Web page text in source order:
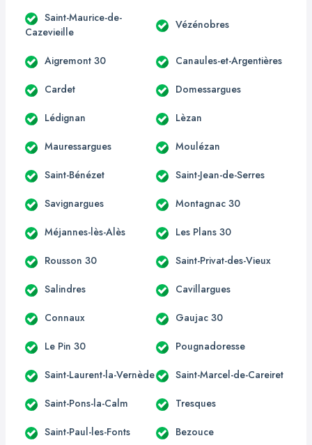
Saint-Maurice-de-
Cazevieille
Vézénobres
Aigremont 30 Canaules-et-Argentières
Cardet Domessargues
Lédignan Lèzan
Mauressargues Moulézan
Saint-Bénézet Saint-Jean-de-Serres
Savignargues Montagnac 30
Méjannes-lès-Alès Les Plans 30
Rousson 30 Saint-Privat-des-Vieux
Salindres Cavillargues
Connaux Gaujac 30
Le Pin 30 Pougnadoresse
Saint-Laurent-la-Vernède Saint-Marcel-de-Careiret
Saint-Pons-la-Calm Tresques
Saint-Paul-les-Fonts Bezouce